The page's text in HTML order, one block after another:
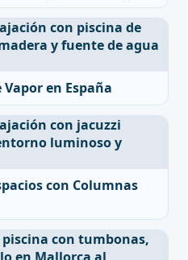
en España
con Columnas